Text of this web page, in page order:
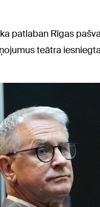
patlaban Rīgas
teātra